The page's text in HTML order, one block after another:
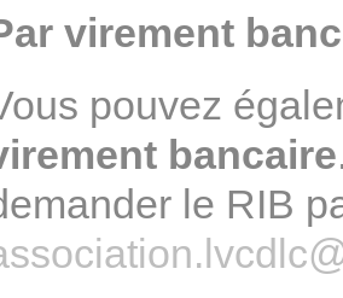
virement
pouvez
bancaire
le RIB